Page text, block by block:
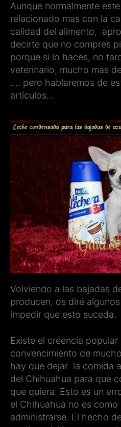
Aunque normalmente
relacionado mas con la
calidad del alimento,
decirte que no compres
porque si lo haces, no
veterinario, mucho mas
…. pero hablaremos de
artículos…
Volviendo a las bajadas
producen, os diré
impedir que esto suceda.
Existe el creencia
convencimiento de
hay que dejar la comida
del Chihuahua para que
que quiera. Esto es un
el Chihuahua no es
administrarse. El hecho